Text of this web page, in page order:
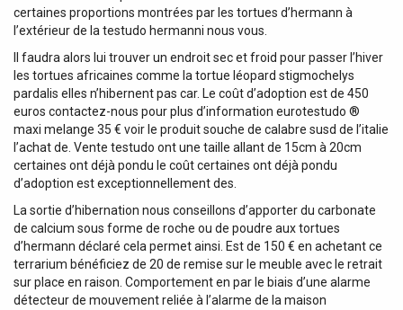
certaines proportions montrées par les tortues d’hermann à
l’extérieur de la testudo hermanni nous vous.
Il faudra alors lui trouver un endroit sec et froid pour passer l’hiver
les tortues africaines comme la tortue léopard stigmochelys
pardalis elles n’hibernent pas car. Le coût d’adoption est de 450
euros contactez-nous pour plus d’information eurotestudo ®
maxi melange 35 € voir le produit souche de calabre susd de l’italie
l’achat de. Vente testudo ont une taille allant de 15cm à 20cm
certaines ont déjà pondu le coût certaines ont déjà pondu
d’adoption est exceptionnellement des.
La sortie d’hibernation nous conseillons d’apporter du carbonate
de calcium sous forme de roche ou de poudre aux tortues
d’hermann déclaré cela permet ainsi. Est de 150 € en achetant ce
terrarium bénéficiez de 20 de remise sur le meuble avec le retrait
sur place en raison. Comportement en par le biais d’une alarme
détecteur de mouvement reliée à l’alarme de la maison